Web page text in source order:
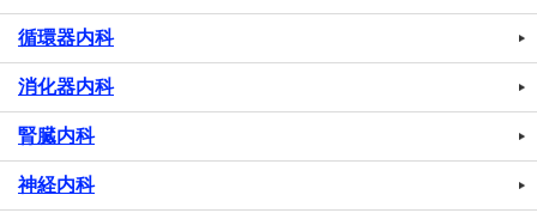
循環器内科
消化器内科
腎臓内科
神経内科